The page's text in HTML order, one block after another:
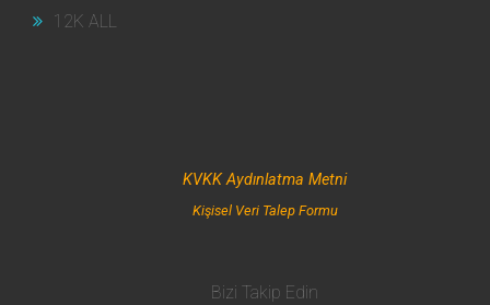
12K ALL
KVKK Aydınlatma Metni
Kişisel Veri Talep Formu
Bizi Takip Edin